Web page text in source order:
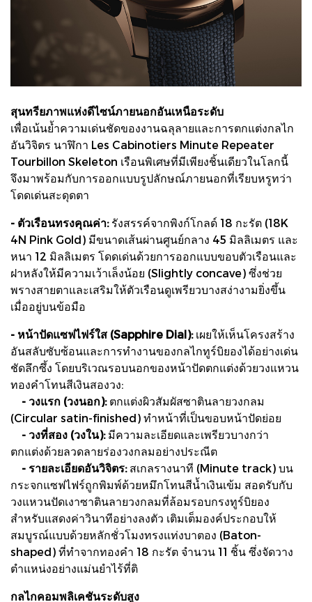
สุนทรียภาพแห่งดีไซน์ภายนอกอันเหนือระดับ
เพื่อเน้นย้ำความเด่นชัดของงานฉลุลายและการตกแต่งกลไก
อันวิจิตร นาฬิกา Les Cabinotiers Minute Repeater
Tourbillon Skeleton เรือนพิเศษที่มีเพียงชิ้นเดียวในโลกนี้
จึงมาพร้อมกับการออกแบบรูปลักษณ์ภายนอกที่เรียบหรูทว่า
โดดเด่นสะดุดตา
- ตัวเรือนทรงคุณค่า:รังสรรค์จากพิงก์โกลด์ 18 กะรัต (18K
4N Pink Gold) มีขนาดเส้นผ่านศูนย์กลาง 45 มิลลิเมตร และ
หนา 12 มิลลิเมตร โดดเด่นด้วยการออกแบบขอบตัวเรือนและ
ฝาหลังให้มีความเว้าเล็งน้อย (Slightly concave) ซึ่งช่วย
พรางสายตาและเสริมให้ตัวเรือนดูเพรียวบางสง่างามยิ่งขึ้น
เมื่ออยู่บนข้อมือ
- หน้าปัดแซฟไฟร์ใส (Sapphire Dial):เผยให้เห็นโครงสร้าง
อันสลับซับซ้อนและการทำงานของกลไกทูร์บิยองได้อย่างเด่น
ชัดลึกซึ้ง โดยบริเวณรอบนอกของหน้าปัดตกแต่งด้วยวงแหวน
ทองคำโทนสีเงินสองวง:
- วงแรก (วงนอก):ตกแต่งผิวสัมผัสซาตินลายวงกลม
(Circular satin-finished) ทำหน้าที่เป็นขอบหน้าปัดย่อย
- วงที่สอง (วงใน):มีความละเอียดและเพรียวบางกว่า
ตกแต่งด้วยลวดลายร่องวงกลมอย่างประณีต
- รายละเอียดอันวิจิตร:สเกลรางนาที (Minute track) บน
กระจกแซฟไฟร์ถูกพิมพ์ด้วยหมึกโทนสีน้ำเงินเข้ม สอดรับกับ
วงแหวนปัดเงาซาตินลายวงกลมที่ล้อมรอบกรงทูร์บิยอง
สำหรับแสดงค่าวินาทีอย่างลงตัว เติมเต็มองค์ประกอบให้
สมบูรณ์แบบด้วยหลักชั่วโมงทรงแท่งบาตอง (Baton-
shaped) ที่ทำจากทองคำ 18 กะรัต จำนวน 11 ชิ้น ซึ่งจัดวาง
ตำแหน่งอย่างแม่นยำไร้ที่ติ
กลไกคอมพลิเคชันระดับสูง